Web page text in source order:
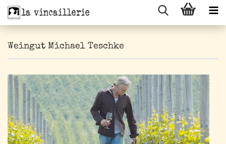
Weingut Michael Teschke